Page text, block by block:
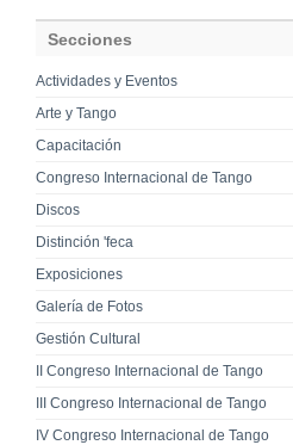
Secciones
Actividades y Eventos
Arte y Tango
Capacitación
Congreso Internacional de Tango
Discos
Distinción 'feca
Exposiciones
Galería de Fotos
Gestión Cultural
II Congreso Internacional de Tango
III Congreso Internacional de Tango
IV Congreso Internacional de Tango